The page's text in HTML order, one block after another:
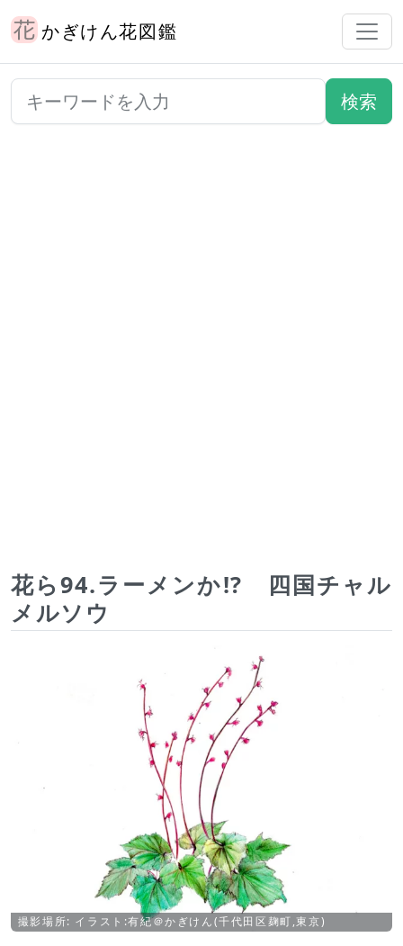
かぎけん花図鑑
花ら94.ラーメンか!? 四国チャル
メルソウ
撮影場所: イラスト:有紀＠かぎけん(千代田区麹町,東京)